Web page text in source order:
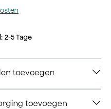
2-5 Tage
toevoegen
toevoegen